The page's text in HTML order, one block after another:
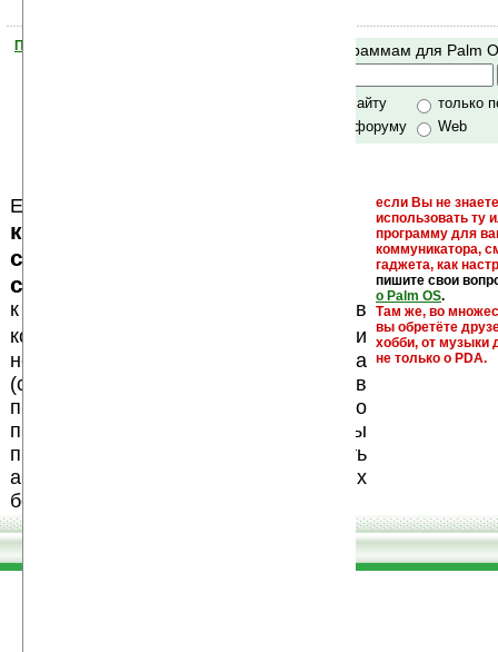
Помогите Ладошкам стать лучше
Поиск по программам для Palm
только по сайту
только
по сайту и форуму
Web
Еще раз обращаем внимание, что
кейгены, кряки - лекарства,
серийные номера, ключи и
ссылки на варезные сайты
если Вы не
использовать ту
программу для
коммуникатора,
гаджета, как
пишите свои
о Palm OS.
Там же, во
вы обретёте
хобби, от музыки
не только о PDA.
к публикации на нашем сайте в
комментариях
, как и
несанкционированная реклама
(спам). Мы поддерживаем авторов
программ и развитие легального
программного обеспечения. Также мы
призываем Вас поддерживать
авторов, особенно создающих
бесплатные (freeware) программы.